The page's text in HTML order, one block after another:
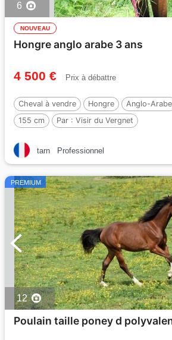
6
NOUVEAU
Hongre anglo arabe 3 ans
4 500 € Prix à débattre
Cheval à vendre Hongre Anglo-Arabe
155 cm
Par : Visir du Vergnet
tarn Professionnel
PREMIUM
12
Poulain taille poney d